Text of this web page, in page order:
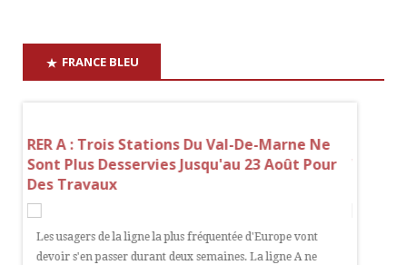
FRANCE BLEU
RER A : Trois Stations Du Val-De-Marne Ne
Sont Plus Desservies Jusqu'au 23 Août Pour
Des Travaux
Les usagers de la ligne la plus fréquentée d'Europe vont
devoir s'en passer durant deux semaines. La ligne A ne